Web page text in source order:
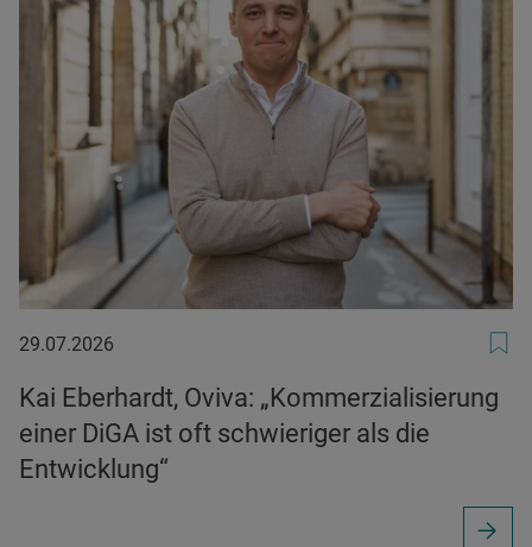
29.07.2026
29.07.2026
Kai Eberhardt, Oviva: „Kommerzialisierung
einer DiGA ist oft schwieriger als die
Entwicklung“